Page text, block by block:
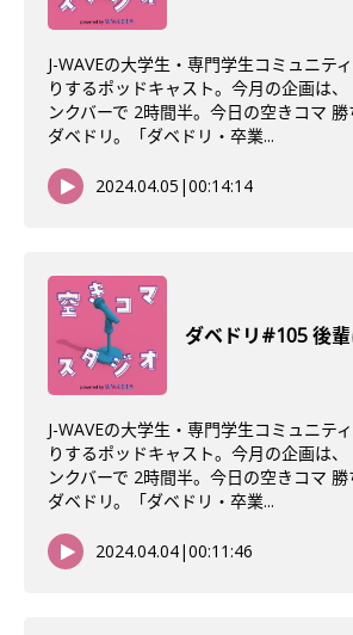
J-WAVEの大学生・専門学生コミュニテ
りするポッドキャスト。今月の企画は、
ンクバーで 2時間半。今日の空きコマ
ダベドリ。「ダベドリ・卒業...
2024.04.05 |00:14:14
ダベドリ#105 後
J-WAVEの大学生・専門学生コミュニテ
りするポッドキャスト。今月の企画は、
ンクバーで 2時間半。今日の空きコマ
ダベドリ。「ダベドリ・卒業...
2024.04.04|00:11:46